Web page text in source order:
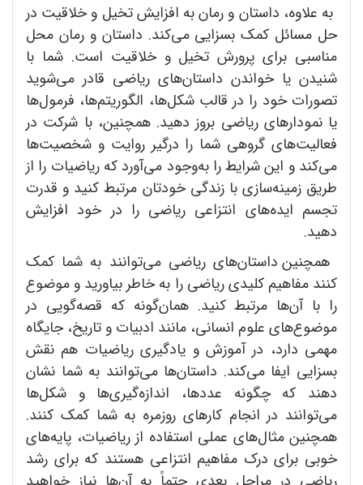
به علاوه، داستان و رمان به افزایش تخیل و خلاقیت در
حل مسائل کمک بسزایی می‌کند. داستان و رمان محل
مناسبی برای پرورش تخیل و خلاقیت است. شما با
شنیدن یا خواندن داستان‌های ریاضی قادر می‌شوید
تصورات خود را در قالب شکل‌ها، الگوریتم‌ها، فرمول‌ها
یا نمودار‌های ریاضی بروز دهید. همچنین، با شرکت در
فعالیت‌های گروهی شما را درگیر روایت و شخصیت‌ها
می‌کند و این شرایط را به‌وجود می‌آورد که ریاضیات را از
طریق زمینه‌سازی با زندگی خودتان مرتبط کنید و قدرت
تجسم ایده‌های انتزاعی ریاضی را در خود افزایش
دهید.
همچنین داستان‌های ریاضی می‌توانند به شما کمک
کنند مفاهیم کلیدی ریاضی را به خاطر بیاورید و موضوع
را با آن‌ها مرتبط کنید. همان‌گونه که قصه‌گویی در
موضوع‌های علوم انسانی، مانند ادبیات و تاریخ، جایگاه
مهمی دارد، در آموزش و یادگیری ریاضیات هم نقش
بسزایی ایفا می‌کند. داستان‌ها می‌توانند به شما نشان
دهند که چگونه عددها، اندازه‌گیری‌ها و شکل‌ها
می‌توانند در انجام کارهای روزمره به شما کمک کنند.
همچنین مثال‌های عملی استفاده از ریاضیات، پایه‌های
خوبی برای درک مفاهیم انتزاعی هستند که برای رشد